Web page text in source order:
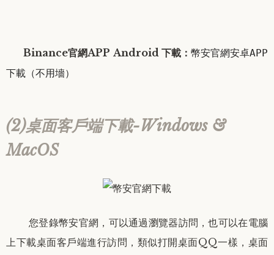
Binance官網APP Android 下載： 幣安官網安卓APP
下載（不用墻）
(2)桌面客戶端下載-Windows &
MacOS
您登錄幣安官網，可以通過瀏覽器訪問，也可以在電腦
上下載桌面客戶端進行訪問，類似打開桌面QQ一樣，桌面